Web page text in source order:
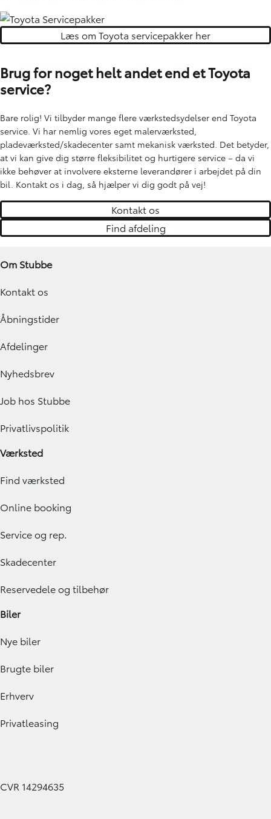
Læs om Toyota servicepakker her
Brug for noget helt andet end et Toyota
service?
Bare rolig! Vi tilbyder mange flere værkstedsydelser end Toyota
service. Vi har nemlig vores eget malerværksted,
pladeværksted/skadecenter samt mekanisk værksted. Det betyder,
at vi kan give dig større fleksibilitet og hurtigere service – da vi
ikke behøver at involvere eksterne leverandører i arbejdet på din
bil. Kontakt os i dag, så hjælper vi dig godt på vej!
Kontakt os
Find afdeling
Om Stubbe
Kontakt os
Åbningstider
Afdelinger
Nyhedsbrev
Job hos Stubbe
Privatlivspolitik
Værksted
Find værksted
Online booking
Service og rep.
Skadecenter
Reservedele og tilbehør
Biler
Nye biler
Brugte biler
Erhverv
Privatleasing
CVR 14294635